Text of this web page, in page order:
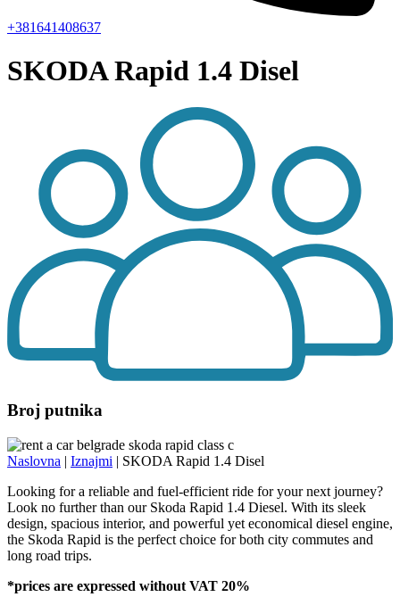
+381641408637
SKODA Rapid 1.4 Disel
Broj putnika
Naslovna | Iznajmi | SKODA Rapid 1.4 Disel
Looking for a reliable and fuel-efficient ride for your next journey?
Look no further than our Skoda Rapid 1.4 Diesel. With its sleek
design, spacious interior, and powerful yet economical diesel engine,
the Skoda Rapid is the perfect choice for both city commutes and
long road trips.
*prices are expressed without VAT 20%